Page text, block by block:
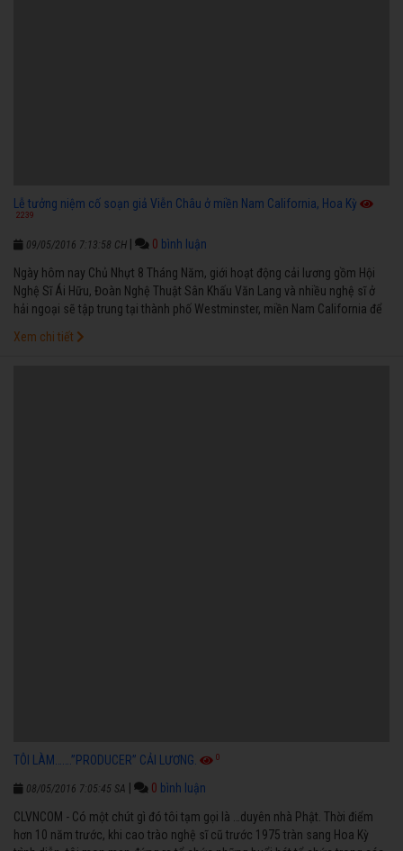
Lễ tưởng niệm cố soạn giả Viễn Châu ở miền Nam California, Hoa Kỳ
2239
09/05/2016 7:13:58 CH 0 bình luận
Ngày hôm nay Chủ Nhựt 8 Tháng Năm, giới hoạt động cải lương gồm Hội
Nghệ Sĩ Ái Hữu, Đoàn Nghệ Thuật Sân Khấu Văn Lang và nhiều nghệ sĩ ở
hải ngoại sẽ tập trung tại thành phố Westminster, miền Nam California để
Xem chi tiết
TÔI LÀM…….”PRODUCER” CẢI LƯƠNG. 0
08/05/2016 7:05:45 SA 0 bình luận
CLVNCOM - Có một chút gì đó tôi tạm gọi là …duyên nhà Phật. Thời điểm
hơn 10 năm trước, khi cao trào nghệ sĩ cũ trước 1975 tràn sang Hoa Kỳ